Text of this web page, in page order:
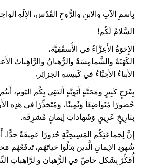
بِاسمِ الآبِ والابنِ والرُّوحِ القُدُس، الإِلَهِ
السَّلامُ لَكُم!
الإِخوَةُ الأَعِزَّاءُ في الأُسقُفِيَّة،
الكَهَنَةُ والشَّمامِسَةُ والرُّهبانُ والرَّاهِباتُ
الأَبناءُ الأَحِبَّاءُ في كَنِيسَةِ الجزائِر،
بِفَرَحٍ كَبِيرٍ ومَحَبَّةٍ أَبَوِيَّةٍ أَلتَقِي بِكُم اليَوم،
حُضورًا مُتَواضِعًا وَثَمِينًا، وَمُتَجَذِّرًا في هذِه
بِتارِيخٍ عَرِيقٍ وَشَهاداتِ إيمانٍ مُشرِقَة.
إِنَّ لِجَماعَتِكُم المَسِيحِيَّةِ جُذورًا عَمِيقَةً جدًّا.
شُهودِ الإيمانِ الَّذين بَذَلُوا حَياتَهُم، تَدفَعُهُم
أُفَكِّرُ بِشَكلٍ خاصّ في الرُّهبانِ والرَّاهِباتِ